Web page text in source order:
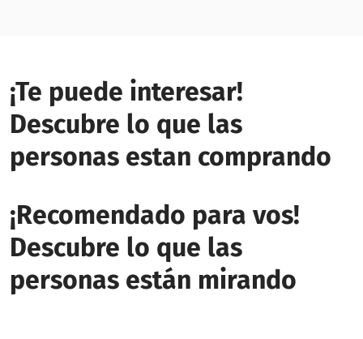
¡Te puede interesar!
Descubre lo que las
personas estan comprando
¡Recomendado para vos!
Descubre lo que las
personas están mirando